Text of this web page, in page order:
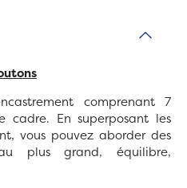
comprenant 7
cadre. En superposant les
vous pouvez aborder des
plus grand, équilibre,